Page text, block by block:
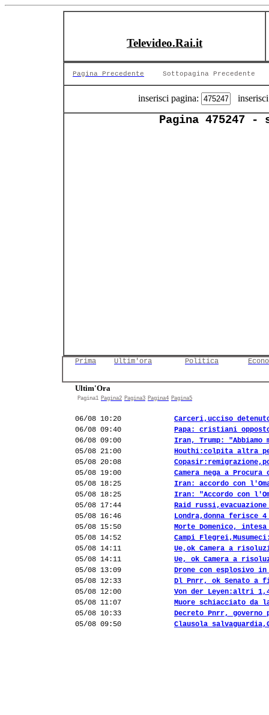
Televideo.Rai.it
Pagina Precedente Sottopagina Precedente
inserisci pagina:
Pagina 475247 -
Prima Ultim'ora Politica
Ultim'Ora
Pagina1 Pagina2 Pagina3 Pagina4 Pagina5
06/08 10:20
Carceri,ucciso
06/08 09:40
Papa: cristiani
06/08 09:00
Iran, Trump: "Abbiamo
05/08 21:00
Houthi:colpita altra
05/08 20:08
05/08 19:00
Camera nega a
05/08 18:25
Iran: accordo con
05/08 18:25
Iran: "Accordo con
05/08 17:44
Raid
05/08 16:46
Londra,donna ferisce
05/08 15:50
Morte Domenico,
05/08 14:52
Campi
05/08 14:11
Ue,ok Camera a
05/08 14:11
Ue, ok Camera a
05/08 13:09
Drone con esplosivo
05/08 12:33
Dl Pnrr, ok Senato a
05/08 12:00
Von der Leyen:altri
05/08 11:07
Muore schiacciato da
05/08 10:33
Decreto Pnrr,
05/08 09:50
Clausola